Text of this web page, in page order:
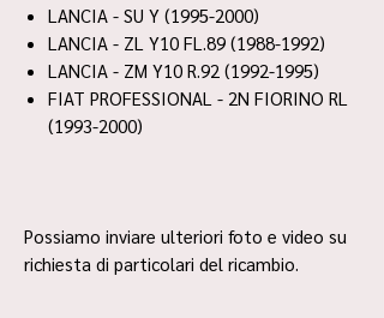
LANCIA - SU Y (1995-2000)
LANCIA - ZL Y10 FL.89 (1988-1992)
LANCIA - ZM Y10 R.92 (1992-1995)
FIAT PROFESSIONAL - 2N FIORINO RL
(1993-2000)
Possiamo inviare ulteriori foto e video su
richiesta di particolari del ricambio.